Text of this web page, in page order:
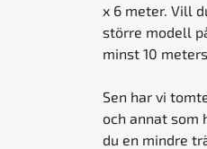
x 6 meter. Vill
större modell
minst 10
Sen har vi
och annat som
du en mindre